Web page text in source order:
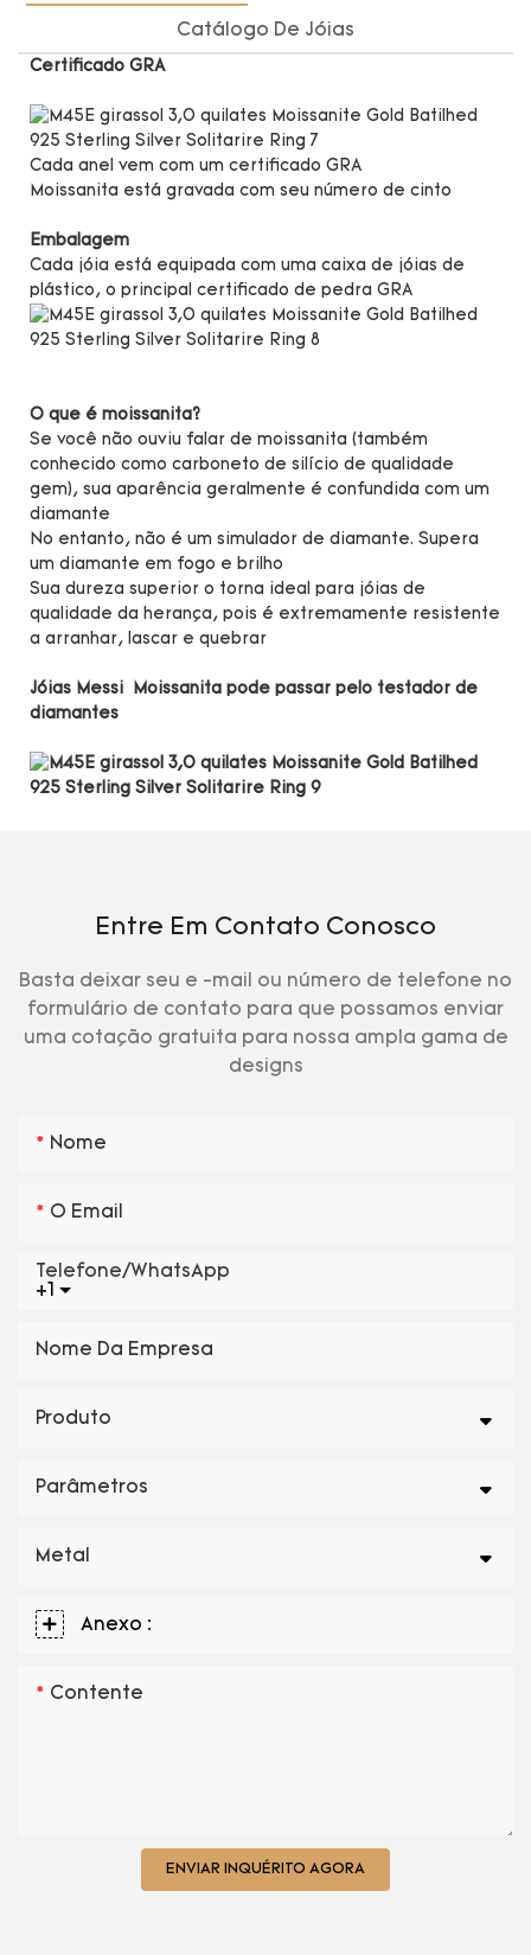
Catálogo De Jóias
Certificado GRA
Cada anel vem com um certificado GRA
Moissanita está gravada com seu número de cinto
Embalagem
Cada jóia está equipada com uma caixa de jóias de
plástico, o principal certificado de pedra GRA
O que é moissanita?
Se você não ouviu falar de moissanita (também
conhecido como carboneto de silício de qualidade
gem), sua aparência geralmente é confundida com um
diamante
No entanto, não é um simulador de diamante. Supera
um diamante em fogo e brilho
Sua dureza superior o torna ideal para jóias de
qualidade da herança, pois é extremamente resistente
a arranhar, lascar e quebrar
Jóias Messi Moissanita pode passar pelo testador de
diamantes
Entre Em Contato Conosco
Basta deixar seu e -mail ou número de telefone no
formulário de contato para que possamos enviar
uma cotação gratuita para nossa ampla gama de
designs
Nome
O Email
+1
Telefone/WhatsApp
Nome Da Empresa
Produto
Parâmetros
Metal
Anexo :
Contente
ENVIAR INQUÉRITO AGORA